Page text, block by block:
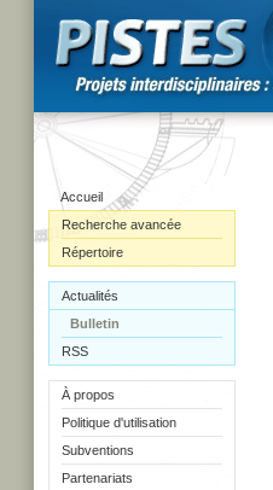
Accueil
Recherche avancée
Répertoire
Actualités
Bulletin
RSS
À propos
Politique d'utilisation
Subventions
Partenariats